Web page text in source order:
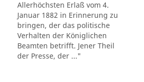
Allerhöchsten Erlaß vom 4.
Januar 1882 in Erinnerung zu
bringen, der das politische
Verhalten der Königlichen
Beamten betrifft. Jener Theil
der Presse, der ..."